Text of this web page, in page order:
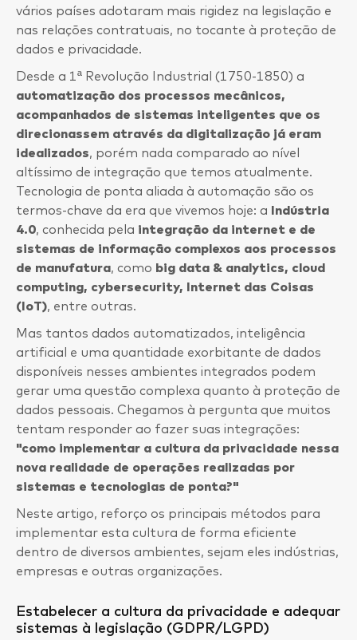
vários países adotaram mais rigidez na legislação e
nas relações contratuais, no tocante à proteção de
dados e privacidade.
Desde a 1ª Revolução Industrial (1750-1850) a
automatização dos processos mecânicos,
acompanhados de sistemas inteligentes que os
direcionassem através da digitalização já eram
idealizados, porém nada comparado ao nível
altíssimo de integração que temos atualmente.
Tecnologia de ponta aliada à automação são os
termos-chave da era que vivemos hoje: a Indústria
4.0, conhecida pela integração da internet e de
sistemas de informação complexos aos processos
de manufatura, como big data & analytics, cloud
computing, cybersecurity, Internet das Coisas
(IoT), entre outras.
Mas tantos dados automatizados, inteligência
artificial e uma quantidade exorbitante de dados
disponíveis nesses ambientes integrados podem
gerar uma questão complexa quanto à proteção de
dados pessoais. Chegamos à pergunta que muitos
tentam responder ao fazer suas integrações:
"como implementar a cultura da privacidade nessa
nova realidade de operações realizadas por
sistemas e tecnologias de ponta?"
Neste artigo, reforço os principais métodos para
implementar esta cultura de forma eficiente
dentro de diversos ambientes, sejam eles indústrias,
empresas e outras organizações.
Estabelecer a cultura da privacidade e adequar
sistemas à legislação (GDPR/LGPD)